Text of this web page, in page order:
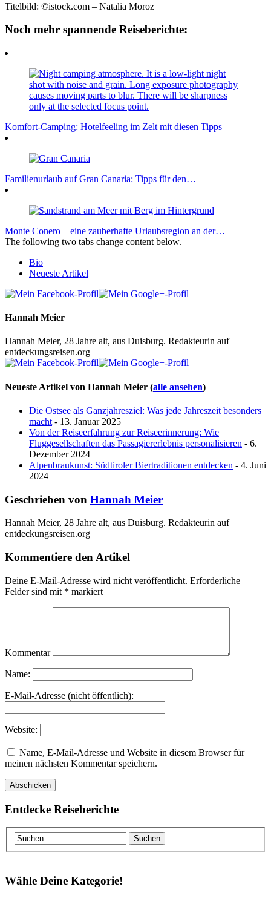
Titelbild: ©istock.com – Natalia Moroz
Noch mehr spannende Reiseberichte:
Komfort-Camping: Hotelfeeling im Zelt mit diesen Tipps
Familienurlaub auf Gran Canaria: Tipps für den…
Monte Conero – eine zauberhafte Urlaubsregion an der…
The following two tabs change content below.
Bio
Neueste Artikel
Hannah Meier
Hannah Meier, 28 Jahre alt, aus Duisburg. Redakteurin auf
entdeckungsreisen.org
Neueste Artikel von Hannah Meier (alle ansehen)
Die Ostsee als Ganzjahresziel: Was jede Jahreszeit besonders
macht - 13. Januar 2025
Von der Reiseerfahrung zur Reiseerinnerung: Wie
Fluggesellschaften das Passagiererlebnis personalisieren - 6.
Dezember 2024
Alpenbraukunst: Südtiroler Biertraditionen entdecken - 4. Juni
2024
Geschrieben von Hannah Meier
Hannah Meier, 28 Jahre alt, aus Duisburg. Redakteurin auf
entdeckungsreisen.org
Kommentiere den Artikel
Deine E-Mail-Adresse wird nicht veröffentlicht. Erforderliche
Felder sind mit * markiert
Kommentar
Name:
E-Mail-Adresse (nicht öffentlich):
Website:
Name, E-Mail-Adresse und Website in diesem Browser für
meinen nächsten Kommentar speichern.
Entdecke Reiseberichte
Wähle Deine Kategorie!